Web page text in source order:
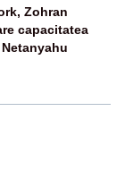
Zohran
capacitatea